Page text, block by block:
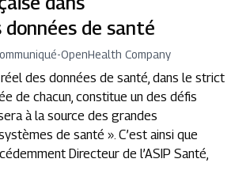
de santé
-OpenHealth Company
réel des données de santé, dans le strict
de chacun, constitue un des défis
à la source des grandes
de santé ». C’est ainsi que
Directeur de l’ASIP Santé,